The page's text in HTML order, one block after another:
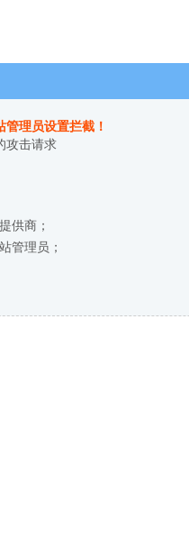
理员设置拦截！
攻击请求
供商；
管理员；